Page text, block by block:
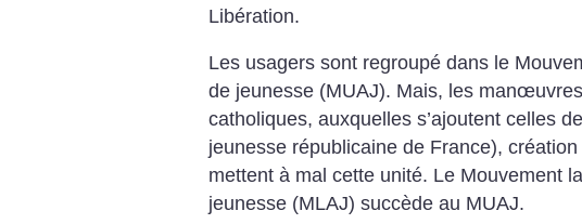
Libération.
Les usagers sont regroupé dans le
de jeunesse (MUAJ). Mais, les
catholiques, auxquelles s’ajoutent celles
jeunesse républicaine de France),
mettent à mal cette unité. Le Mouvement
jeunesse (MLAJ) succède au MUAJ.